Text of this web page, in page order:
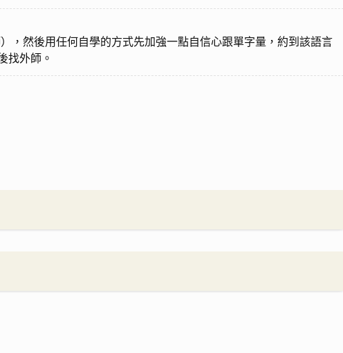
，然後用任何自學的方式先加強一點自信心跟單字量，約到該語言
找外師。